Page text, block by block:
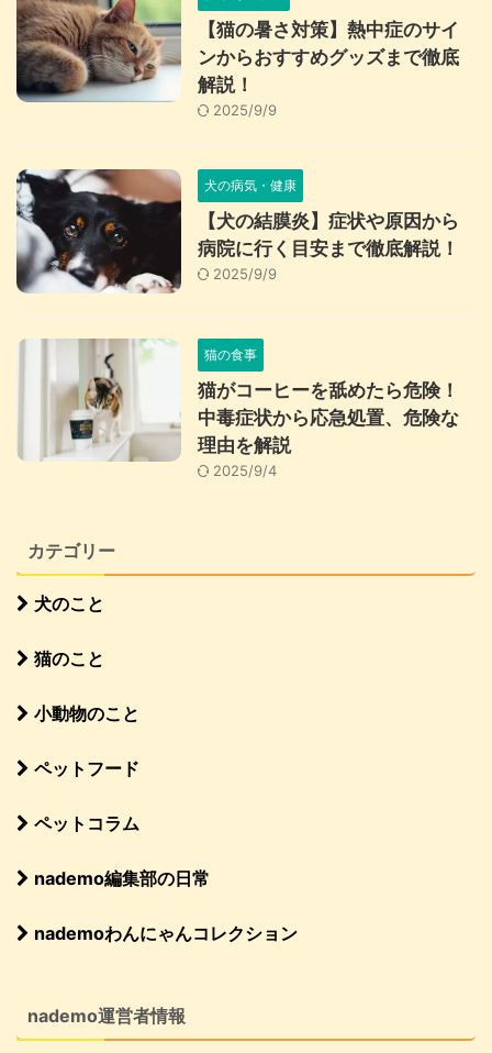
【猫の暑さ対策】熱中症のサイ
ンからおすすめグッズまで徹底
解説！
2025/9/9
犬の病気・健康
【犬の結膜炎】症状や原因から
病院に行く目安まで徹底解説！
2025/9/9
猫の食事
猫がコーヒーを舐めたら危険！
中毒症状から応急処置、危険な
理由を解説
2025/9/4
カテゴリー
犬のこと
猫のこと
小動物のこと
ペットフード
ペットコラム
nademo編集部の日常
nademoわんにゃんコレクション
nademo運営者情報